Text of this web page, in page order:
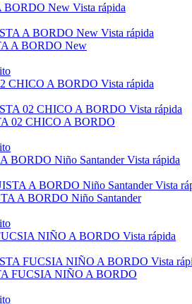
Vista rápida
Vista rápida
A BORDO New
Vista rápida
Vista rápida
02 CHICO A BORDO
Vista rápida
Vista
A BORDO Niño Santander
Vista rápida
Vista
FUCSIA NIÑO A BORDO